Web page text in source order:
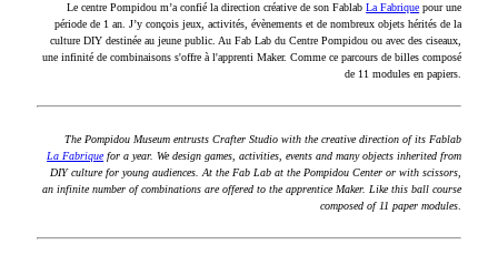
Le centre Pompidou m’a confié la direction créative de son FablabLa Fabrique pour une
période de 1 an. J’y conçois jeux, activités, évènements et de nombreux objets hérités de la
culture DIY destinée au jeune public. Au Fab Lab du Centre Pompidou ou avec des ciseaux,
une infinité de combinaisons s'offre à l'apprenti Maker. Comme ce parcours de billes composé
de 11 modules en papiers.
The Pompidou Museum entrusts Crafter Studio with the creative direction of its Fablab
La Fabriquefor a year. We design games, activities, events and many objects inherited from
DIY culture for young audiences. At the Fab Lab at the Pompidou Center or with scissors,
an infinite number of combinations are offered to the apprentice Maker. Like this ball course
composed of 11 paper modules